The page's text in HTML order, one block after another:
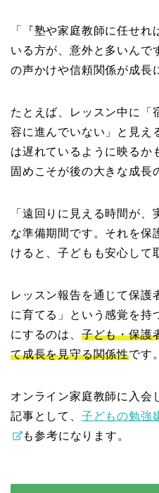
「『塾や家庭教師に任せ
いる方が、意外と多いんで
の声かけや信頼関係が成長
たとえば、レッスン中に「
容に進んでいない」と見え
は遅れているように映るか
固めこそが後の大きな成長
「遠回りに見える時間が
な準備期間です。それを保
けると、子どもも安心して
レッスン報告を通じて保護
に育てる」という感覚を持
にするのは、 子ども・保護
て成長を見守る関係性です。
オンライン家庭教師に入会
記事として、 子どもの勉強
も参考になります。